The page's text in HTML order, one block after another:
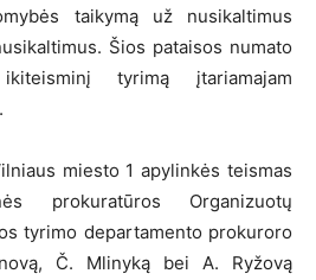
taikymą už nusikaltimus
Šios pataisos numato
tyrimą įtariamajam
miesto 1 apylinkės teismas
prokuratūros Organizuotų
tyrimo departamento prokuroro
Č. Mlinyką bei A. Ryžovą